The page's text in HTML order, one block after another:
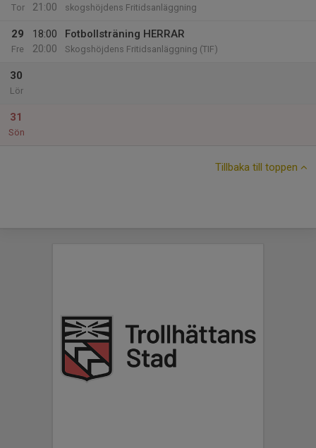
Tor
21:00
skogshöjdens Fritidsanläggning
29
Fre
18:00
20:00
Fotbollsträning HERRAR
Skogshöjdens Fritidsanläggning (TIF)
30
Lör
31
Sön
Tillbaka till toppen